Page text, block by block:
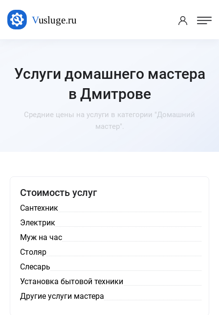
Услуги домашнего мастера
в Дмитрове
Средние цены на услуги в категории "Домашний
мастер".
Стоимость услуг
Сантехник
Электрик
Муж на час
Столяр
Слесарь
Установка бытовой техники
Другие услуги мастера